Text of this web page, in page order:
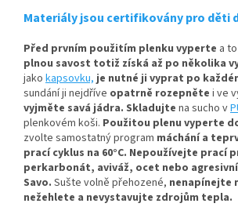
Materiály jsou certifikovány pro děti
Před prvním použitím plenku vyperte a
plnou savost totiž získá až po několika
jako kapsovku, je nutné ji vyprat po
sundání ji nejdříve opatrně rozepněte i ve
vyjměte savá jádra. Skladujte na sucho v
plenkovém koši. Použitou plenu vyperte
zvolte samostatný program máchání a
prací cyklus na 60°C. Nepoužívejte prací
perkarbonát, aviváž, ocet nebo
Savo. Sušte volně přehozené, nenapínejte
nežehlete a nevystavujte zdrojům tepla.